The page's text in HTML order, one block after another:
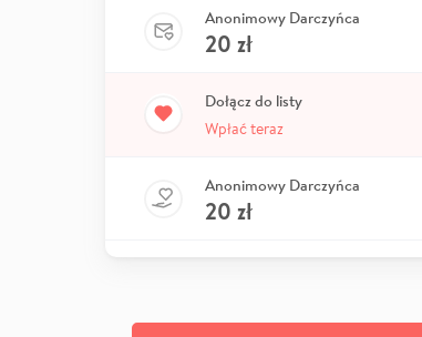
Anonimowy Darczyńca
20 zł
Dołącz do listy
Wpłać teraz
Anonimowy Darczyńca
20 zł